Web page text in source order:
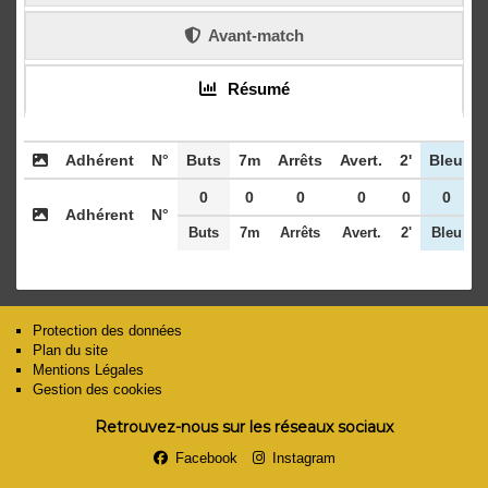
Avant-match
Résumé
Adhérent N° Buts 7m Arrêts Avert. 2' Bleu
Adhérent N°
0 0 0 0 0 0
Buts 7m Arrêts Avert. 2' Bleu
Protection des données
Plan du site
Mentions Légales
Gestion des cookies
Retrouvez-nous sur les réseaux sociaux
Facebook Instagram